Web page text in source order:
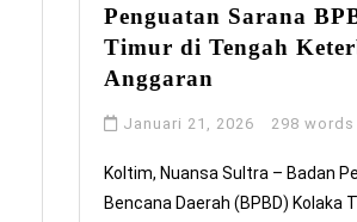
Penguatan Sarana
Timur di Tengah
Anggaran
Januari 21, 2026 298 words
Koltim, Nuansa Sultra – Badan
Bencana Daerah (BPBD) Kolaka